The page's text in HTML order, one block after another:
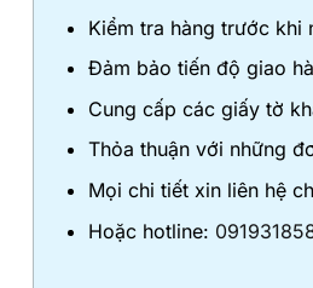
Kiểm tra hàng trước khi
Đảm bảo tiến độ giao
Cung cấp các giấy tờ
Thỏa thuận với những
Mọi chi tiết xin liên hệ
Hoặc hotline: